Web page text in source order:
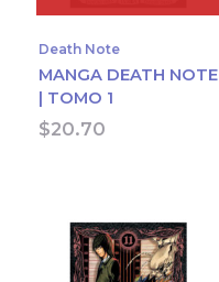
Death Note
MANGA DEATH NOTE
| TOMO 1
$20.70